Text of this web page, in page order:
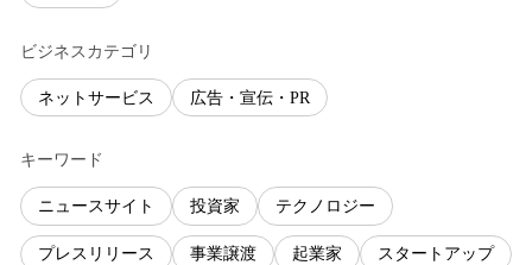
ビジネスカテゴリ
ネットサービス 広告・宣伝・PR
キーワード
ニュースサイト 投資家 テクノロジー
プレスリリース 事業譲渡 起業家 スタートアップ